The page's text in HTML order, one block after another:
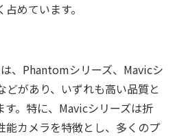
めています。
、Phantomシリーズ、Mavicシ
どがあり、いずれも高い品質と
。特に、Mavicシリーズは折
能カメラを特徴とし、多くのプ